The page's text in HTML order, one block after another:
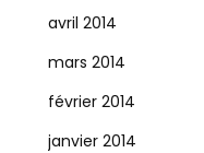
avril 2014
mars 2014
février 2014
janvier 2014